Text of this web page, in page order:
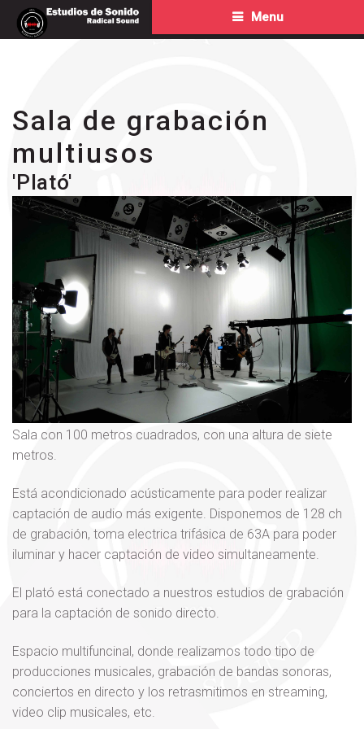
Menu
Sala de grabación
multiusos
'Plató'
Sala con 100 metros cuadrados, con una altura de siete
metros.
Está acondicionado acústicamente para poder realizar
captación de audio más exigente. Disponemos de 128 ch
de grabación, toma electrica trifásica de 63A para poder
iluminar y hacer captación de video simultaneamente.
El plató está conectado a nuestros estudios de grabación
para la captación de sonido directo.
Espacio multifuncinal, donde realizamos todo tipo de
producciones musicales, grabación de bandas sonoras,
conciertos en directo y los retrasmitimos en streaming,
video clip musicales, etc.